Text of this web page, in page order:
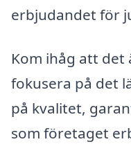
erbjudandet för
Kom ihåg att
fokusera på det
på kvalitet,
som företaget